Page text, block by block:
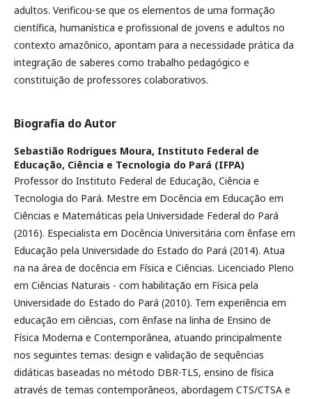
adultos. Verificou-se que os elementos de uma formação
científica, humanística e profissional de jovens e adultos no
contexto amazônico, apontam para a necessidade prática da
integração de saberes como trabalho pedagógico e
constituição de professores colaborativos.
Biografia do Autor
Sebastião Rodrigues Moura, Instituto Federal de
Educação, Ciência e Tecnologia do Pará (IFPA)
Professor do Instituto Federal de Educação, Ciência e
Tecnologia do Pará. Mestre em Docência em Educação em
Ciências e Matemáticas pela Universidade Federal do Pará
(2016). Especialista em Docência Universitária com ênfase em
Educação pela Universidade do Estado do Pará (2014). Atua
na na área de docência em Física e Ciências. Licenciado Pleno
em Ciências Naturais - com habilitação em Física pela
Universidade do Estado do Pará (2010). Tem experiência em
educação em ciências, com ênfase na linha de Ensino de
Física Moderna e Contemporânea, atuando principalmente
nos seguintes temas: design e validação de sequências
didáticas baseadas no método DBR-TLS, ensino de física
através de temas contemporâneos, abordagem CTS/CTSA e